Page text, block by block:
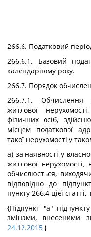
266.6. Податковий
266.6.1. Базовий
календарному року.
266.7. Порядок
266.7.1. Обчислення
житлової
фізичних осіб,
місцем податкової
такої нерухомості у
а) за наявності у
житлової
обчислюється,
відповідно до
пункту 266.4 цієї
{Підпункт "а"
змінами, внесеними
24.12.2015 }